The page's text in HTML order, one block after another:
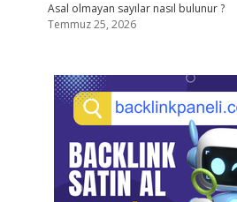
Asal olmayan sayılar nasıl bulunur ?
Temmuz 25, 2026